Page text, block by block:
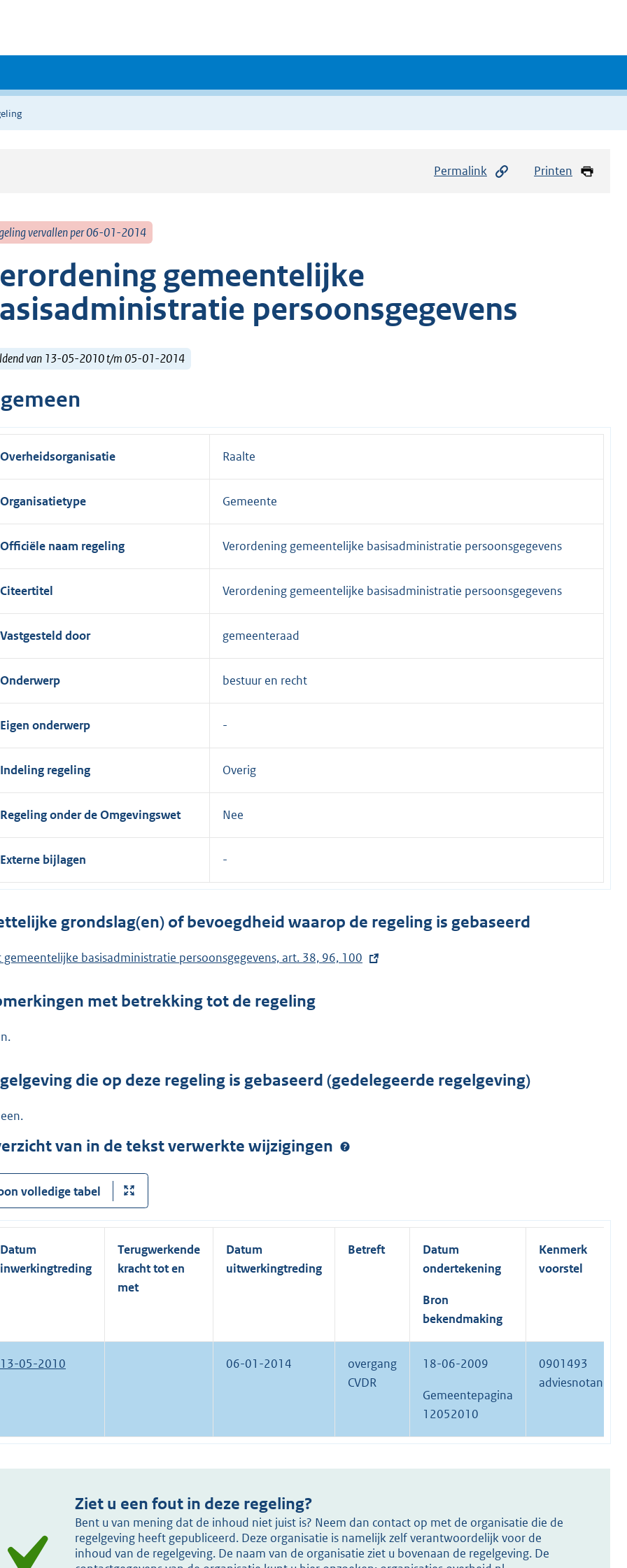
Permalink Printen
vervallen per 06-01-2014
gemeentelijke
persoonsgegevens
van 13-05-2010 t/m 05-01-2014
Overheidsorganisatie Raalte
Organisatietype Gemeente
Officiële naam regeling Verordening gemeentelijke basisadministratie persoonsgegevens
Citeertitel Verordening gemeentelijke basisadministratie persoonsgegevens
Vastgesteld door gemeenteraad
Onderwerp bestuur en recht
Eigen onderwerp
Indeling regeling Overig
Regeling onder de Omgevingswet Nee
Externe bijlagen
grondslag(en) of bevoegdheid waarop de regeling is gebaseerd
gemeentelijke basisadministratie persoonsgegevens, art. 38, 96, 100
met betrekking tot de regeling
die op deze regeling is gebaseerd (gedelegeerde regelgeving)
van in de tekst verwerkte wijzigingen
volledige tabel
Datum
inwerkingtreding
Terugwerkende
kracht tot en
met
Datum
uitwerkingtreding
Betreft
Datum
ondertekening
Bron
bekendmaking
Kenmerk
voorstel
13-05-2010 06-01-2014
overgang
CVDR
18-06-2009
Gemeentepagina
12052010
0901493
adviesnotanr.
Ziet u een fout in deze regeling?
Bent u van mening dat de inhoud niet juist is? Neem dan contact op met de organisatie die de
regelgeving heeft gepubliceerd. Deze organisatie is namelijk zelf verantwoordelijk voor de
inhoud van de regelgeving. De naam van de organisatie ziet u bovenaan de regelgeving. De